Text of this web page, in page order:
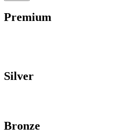
Premium
Silver
Bronze